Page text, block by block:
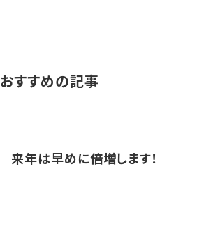
おすすめの記事
来年は早めに倍増します！